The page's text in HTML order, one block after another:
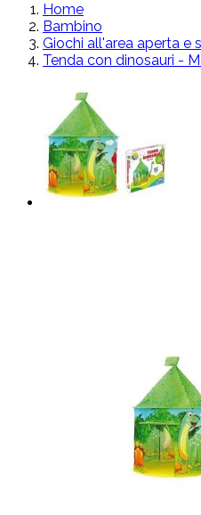
Home
Bambino
Giochi all'area aperta e
Tenda con dinosauri -